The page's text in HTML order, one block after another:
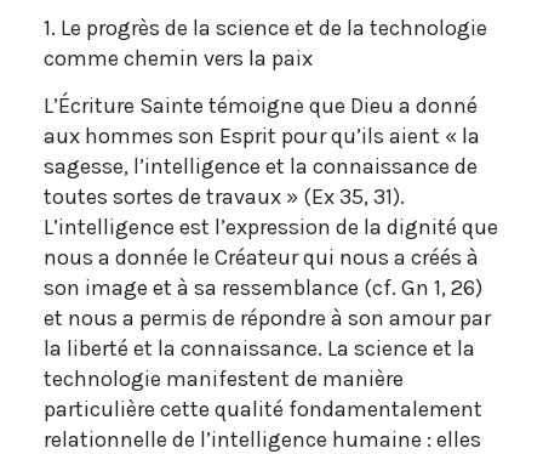
1. Le progrès de la science et de la technologie
comme chemin vers la paix
L’Écriture Sainte témoigne que Dieu a donné
aux hommes son Esprit pour qu’ils aient « la
sagesse, l’intelligence et la connaissance de
toutes sortes de travaux » (Ex 35, 31).
L’intelligence est l’expression de la dignité que
nous a donnée le Créateur qui nous a créés à
son image et à sa ressemblance (cf. Gn 1, 26)
et nous a permis de répondre à son amour par
la liberté et la connaissance. La science et la
technologie manifestent de manière
particulière cette qualité fondamentalement
relationnelle de l’intelligence humaine : elles